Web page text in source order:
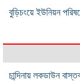
বুড়িচংয়ে ইউনিয়ন
চান্দিনায় লকডাউন